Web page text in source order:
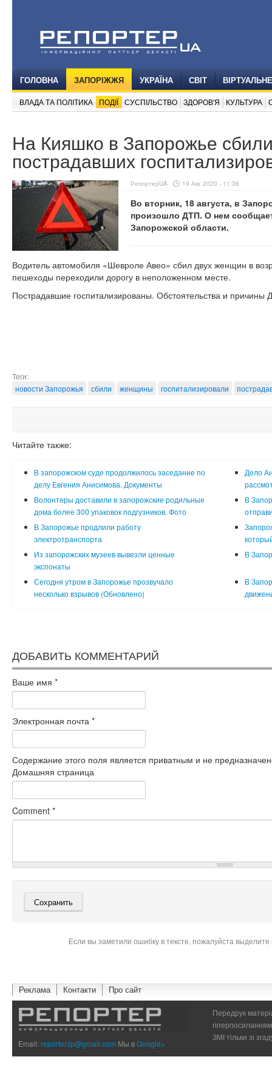
ГОЛОВНА ЗАПОРІЖЖЯ УКРАЇНА СВІТ
ВЛАДА ТА ПОЛІТИКА ПОДІЇ СУСПІЛЬСТВО ЗДОРОВ'Я КУЛЬТУРА
На Кияшко в Запорожье
пострадавших
РепортерUA 19 Авг 2020 - 11:36
Во вторник, 18 августа, в
произошло ДТП. О нем
Запорожской области.
Водитель автомобиля «Шевроле Авео» сбил двух женщин в
пешеходы переходили дорогу в неположенном месте.
Пострадавшие госпитализированы. Обстоятельства и причины
Теги:
новости Запорожья
сбили женщины госпитализировали
Читайте также:
В запорожском суде продолжилось заседание по
делу Евгения Анисимова. Документы
Дело
Волонтеры доставили в запорожские родильные
дома более 300 упаковок подгузников. Фото
В
В Запорожье продлили работу
электротранспорта
Из запорожских музеев вывезли ценные
экспонаты
В
Сегодня утром в Запорожье прозвучало
несколько взрывов (Обновлено)
В
ДОБАВИТЬ КОММЕНТАРИЙ
Ваше имя *
Электронная почта *
Содержание этого поля является приватным и не
Домашняя страница
Comment *
Если вы заметили ошибку в тексте, пожалуйста
Реклама Контакти Про сайт
Email:reporterzp@gmail.com Мы вGoogle+
Передрук
ЗМІ тільки зі